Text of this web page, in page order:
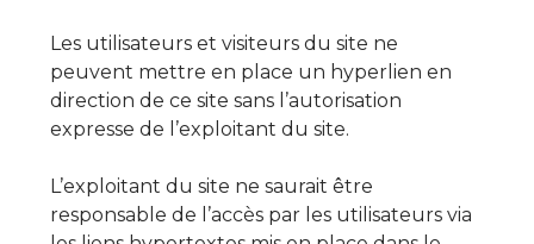
Les utilisateurs et visiteurs du site ne
peuvent mettre en place un hyperlien en
direction de ce site sans l’autorisation
expresse de l’exploitant du site.
L’exploitant du site ne saurait être
responsable de l’accès par les utilisateurs via